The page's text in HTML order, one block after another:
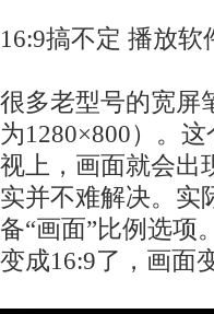
16:9搞不定 播放软
很多老型号的宽屏
为1280×800）。
视上，画面就会出
实并不难解决。实
备“画面”比例选项
变成16:9了，画面